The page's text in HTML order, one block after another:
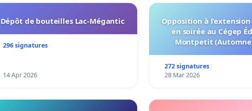
Dépôt de bouteilles Lac-Mégantic
296 signatures
14 Apr 2026
Opposition à
en soirée au Cégep
Montpetit (Automne
272 signatures
28 Mar 2026